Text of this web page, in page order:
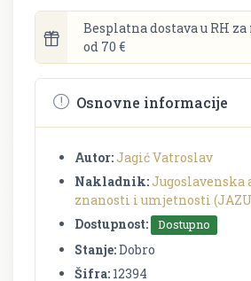
Besplatna dostava u RH za
od 70 €
Osnovne informacije
Autor:Jagić Vatroslav
Nakladnik:Jugoslavenska
znanosti i umjetnosti
Dostupnost:
Dostupno
Stanje:Dobro
Šifra: 12394